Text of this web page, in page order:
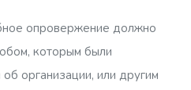
опровержение должно
которым были
организации, или другим